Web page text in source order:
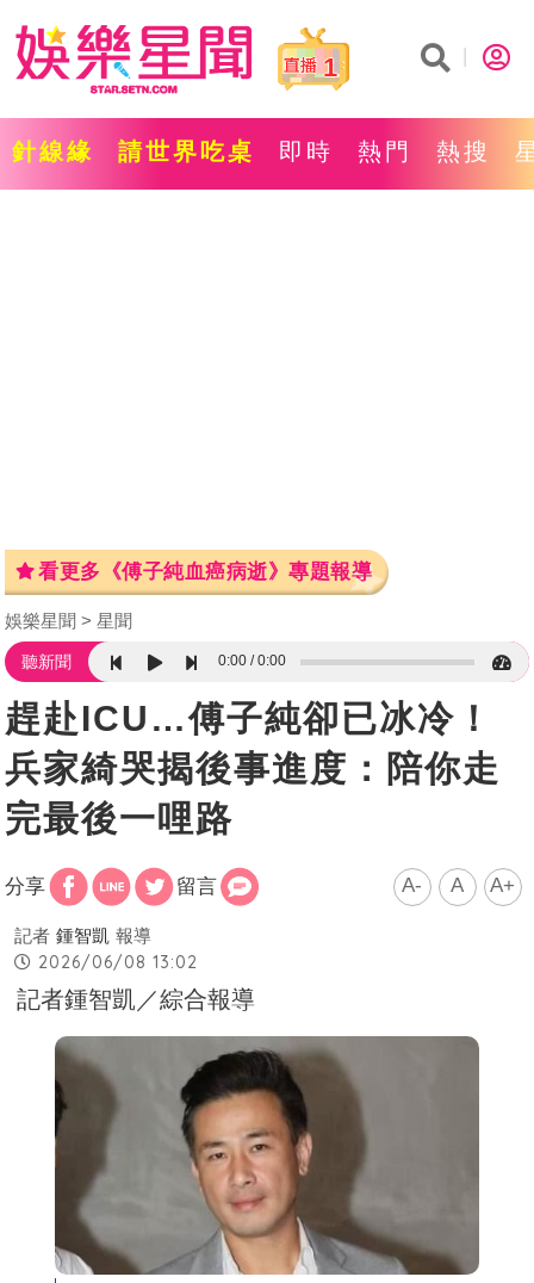
1
針線緣 請世界吃桌 即時 熱門 熱搜
看更多《傅子純血癌病逝》專題報導
娛樂星聞 星聞
聽新聞 0:00 0:00
趕赴ICU…傅子純卻已冰冷！
兵家綺哭揭後事進度：陪你走
完最後一哩路
分享 留言 A- A A+
記者 鍾智凱 報導
2026/06/08 13:02
記者鍾智凱／綜合報導